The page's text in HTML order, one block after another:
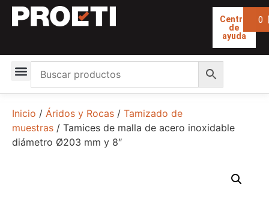
Centro
de
ayuda
0
Inicio / Áridos y Rocas / Tamizado de
muestras / Tamices de malla de acero inoxidable
diámetro Ø203 mm y 8″